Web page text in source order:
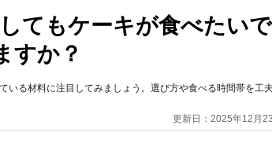
てもケーキが食べたいで
すか？
いる材料に注目してみましょう。選び方や食べる時間帯を工
更新日：2025年12月